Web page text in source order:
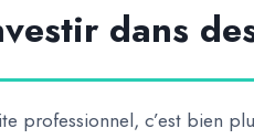
dans
professionnel, c’est bien